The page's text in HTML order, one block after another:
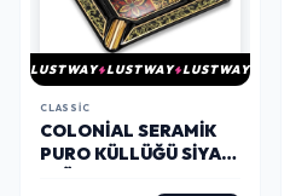
LUSTWAY LUSTWAY LUSTWAY
CLASSIC
COLONIAL SERAMIK
PURO KÜLLÜĞÜ SIYAH